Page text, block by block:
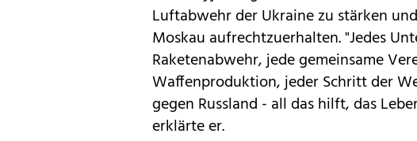
Luftabwehr der Ukraine zu stärken
Moskau aufrechtzuerhalten. "Jedes
Raketenabwehr, jede gemeinsame
Waffenproduktion, jeder Schritt der
gegen Russland - all das hilft, das
erklärte er.